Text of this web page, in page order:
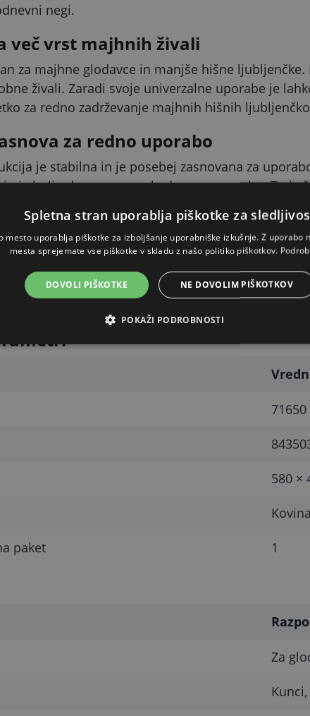
negi.
več vrst majhnih živali
za majhne glodavce in manjše hišne
živali. Zaradi svoje univerzalne uporabe je
za redno zadrževanje majhnih hišnih
za redno uporabo
je stabilna in je posebej zasnovana za
je bolj odporen na vsakodnevno uporabo. To je
za domačo vzrejo
zagotavljajo kompaktno rešitev za manjše živali
čim bolj preprosta in pregledna.
na primerno stabilno podlago ali drugo
71650
580 ×
Kovina
paket 1
Za
Spletna stran uporablja piškotke za
mesto uporablja piškotke za izboljšanje uporabniške izkušnje. Z uporabo
mesta sprejemate vse piškotke v skladu z našo politiko piškotkov.
DOVOLI PIŠKOTKE NE DOVOLIM PIŠKOTKOV
POKAŽI PODROBNOSTI